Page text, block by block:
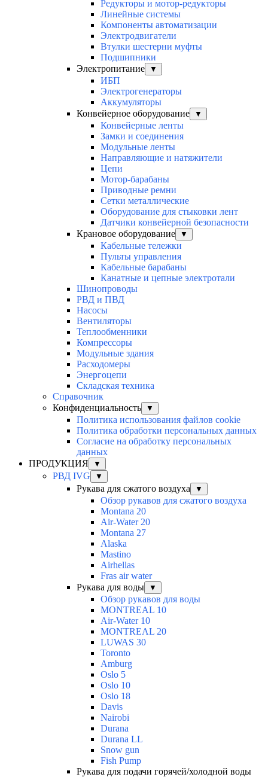
Редукторы и мотор-редукторы
Линейные системы
Компоненты автоматизации
Электродвигатели
Втулки шестерни муфты
Подшипники
Электропитание
▼
ИБП
Электрогенераторы
Аккумуляторы
Конвейерное оборудование
▼
Конвейерные ленты
Замки и соединения
Модульные ленты
Направляющие и натяжители
Цепи
Мотор-барабаны
Приводные ремни
Сетки металлические
Оборудование для стыковки лент
Датчики конвейерной безопасности
Крановое оборудование
▼
Кабельные тележки
Пульты управления
Кабельные барабаны
Канатные и цепные электротали
Шинопроводы
РВД и ПВД
Насосы
Вентиляторы
Теплообменники
Компрессоры
Модульные здания
Расходомеры
Энергоцепи
Складская техника
Справочник
Конфиденциальность
▼
Политика использования файлов cookie
Политика обработки персональных данных
Согласие на обработку персональных
данных
ПРОДУКЦИЯ
▼
РВД IVG ▼
Рукава для сжатого воздуха ▼
Обзор рукавов для сжатого воздуха
Montana 20
Air-Water 20
Montana 27
Alaska
Mastino
Airhellas
Fras air water
Рукава для воды
▼
Обзор рукавов для воды
MONTREAL 10
Air-Water 10
MONTREAL 20
LUWAS 30
Toronto
Amburg
Oslo 5
Oslo 10
Oslo 18
Davis
Nairobi
Durana
Durana LL
Snow gun
Fish Pump
Рукава для подачи горячей/холодной воды